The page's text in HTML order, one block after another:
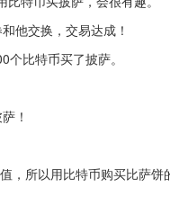
他交换，交易达成！
比特币买了披萨。
！
，所以用比特币购买比萨